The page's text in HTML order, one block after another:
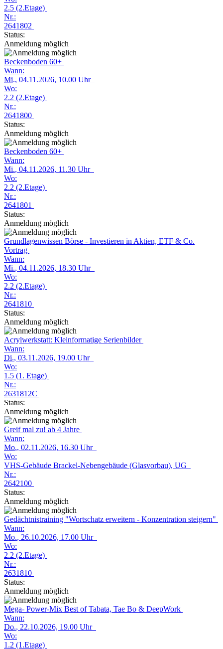
2.5 (2.Etage)
Nr.:
2641802
Status:
Anmeldung möglich
Beckenboden 60+
Wann:
Mi., 04.11.2026, 10.00 Uhr
Wo:
2.2 (2.Etage)
Nr.:
2641800
Status:
Anmeldung möglich
Beckenboden 60+
Wann:
Mi., 04.11.2026, 11.30 Uhr
Wo:
2.2 (2.Etage)
Nr.:
2641801
Status:
Anmeldung möglich
Grundlagenwissen Börse - Investieren in Aktien, ETF & Co.
Vortrag
Wann:
Mi., 04.11.2026, 18.30 Uhr
Wo:
2.2 (2.Etage)
Nr.:
2641810
Status:
Anmeldung möglich
Acrylwerkstatt: Kleinformatige Serienbilder
Wann:
Di., 03.11.2026, 19.00 Uhr
Wo:
1.5 (1. Etage)
Nr.:
2631812C
Status:
Anmeldung möglich
Greif mal zu! ab 4 Jahre
Wann:
Mo., 02.11.2026, 16.30 Uhr
Wo:
VHS-Gebäude Brackel-Nebengebäude (Glasvorbau), UG
Nr.:
2642100
Status:
Anmeldung möglich
Gedächtnistraining "Wortschatz erweitern - Konzentration steigern"
Wann:
Mo., 26.10.2026, 17.00 Uhr
Wo:
2.2 (2.Etage)
Nr.:
2631810
Status:
Anmeldung möglich
Mega- Power-Mix Best of Tabata, Tae Bo & DeepWork
Wann:
Do., 22.10.2026, 19.00 Uhr
Wo:
1.2 (1.Etage)